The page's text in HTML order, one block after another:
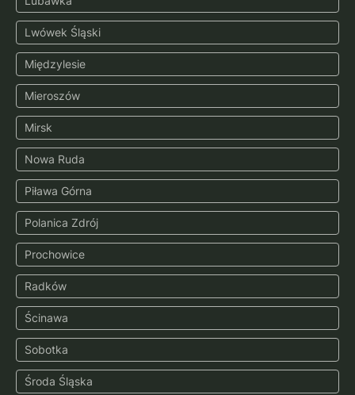
Lwówek Śląski
Międzylesie
Mieroszów
Mirsk
Nowa Ruda
Piława Górna
Polanica Zdrój
Prochowice
Radków
Ścinawa
Sobotka
Środa Śląska